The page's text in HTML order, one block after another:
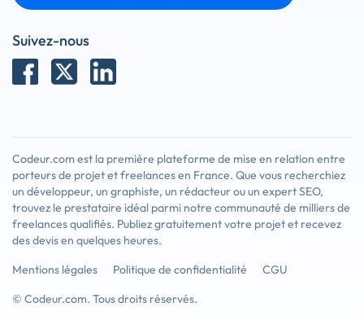
Suivez-nous
Codeur.com est la première plateforme de mise en relation entre
porteurs de projet et freelances en France. Que vous recherchiez
un développeur, un graphiste, un rédacteur ou un expert SEO,
trouvez le prestataire idéal parmi notre communauté de milliers de
freelances qualifiés. Publiez gratuitement votre projet et recevez
des devis en quelques heures.
Mentions légales
Politique de confidentialité
CGU
© Codeur.com. Tous droits réservés.